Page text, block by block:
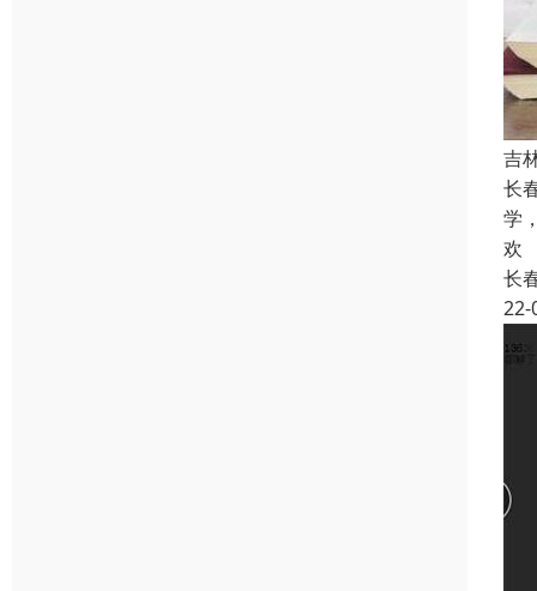
吉
长
学
欢
长
22-